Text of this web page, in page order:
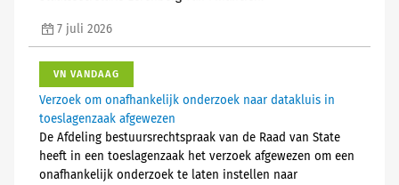
7 juli 2026
VN VANDAAG
Verzoek om onafhankelijk onderzoek naar datakluis in
toeslagenzaak afgewezen
De Afdeling bestuursrechtspraak van de Raad van State
heeft in een toeslagenzaak het verzoek afgewezen om een
onafhankelijk onderzoek te laten instellen naar